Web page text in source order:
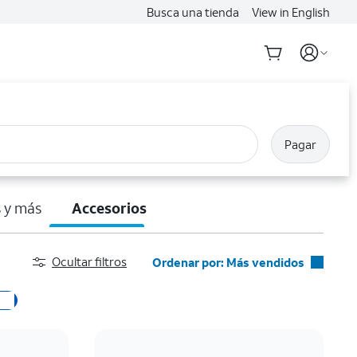
Busca una tienda View in English
Pagar
más Accesorios
Ocultar filtros
Ordenar por: Más vendidos